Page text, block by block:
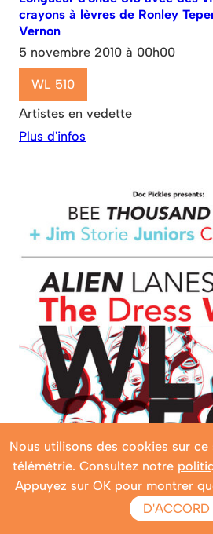
crayons à lèvres de Ronley
Vernon
5 novembre 2010 à 00h00
WL 510
Artistes en vedette
Plus d'infos
Nous utilisons des cookies sur
télémétrie. Consultez notre
Appuyez sur OK pour montrer
D'ACCORD